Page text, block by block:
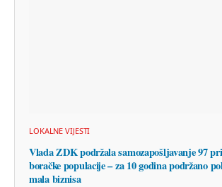
LOKALNE VIJESTI
Vlada ZDK podržala samozapošljavanje 97
boračke populacije – za 10 godina podržano
mala biznisa